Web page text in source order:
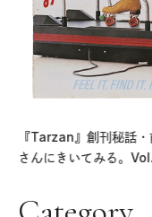
『Tarzan』創刊秘話
さんにきいてみる。